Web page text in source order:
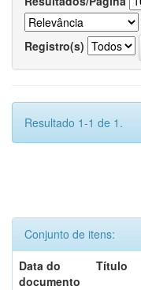
Registro(s)
Resultado 1-1 de 1.
Conjunto de itens:
Data do
documento
Título